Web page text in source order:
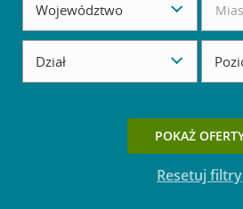
Województwo
Dział
POKAŻ
Resetuj filtry
Przycisk dostępny, gdy ustawisz filtry